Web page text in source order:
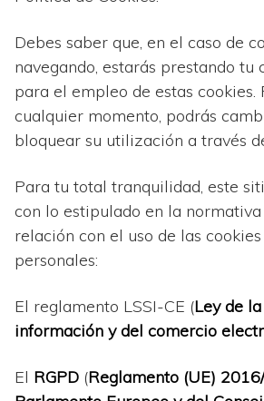
Debes saber que, en el caso de
navegando, estarás prestando tu
para el empleo de estas cookies.
cualquier momento, podrás
bloquear su utilización a través
Para tu total tranquilidad, este
con lo estipulado en la
relación con el uso de las
personales:
El reglamento LSSI-CE (Ley de
información y del comercio
El RGPD (Reglamento (UE)